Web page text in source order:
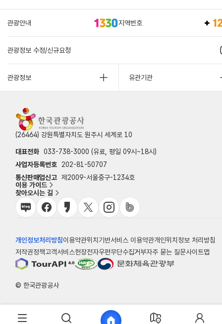
관광안내 지역번호
관광정보 수정/신규요청
관광정보 유관기관
(26464) 강원특별자치도 원주시 세계로 10
대표전화 033-738-3000 (유료, 평일 09시~18시)
사업자등록번호
202-81-50707
통신판매업신고 제2009-서울중구-1234호
이용 가이드
찾아오시는 길
개인정보처리방침이용약관위치기반서비스 이용약관개인위치정보 처리방침
저작권정책고객서비스헌장전자우편무단수집거부자주 묻는 질문사이트맵
© 한국관광공사